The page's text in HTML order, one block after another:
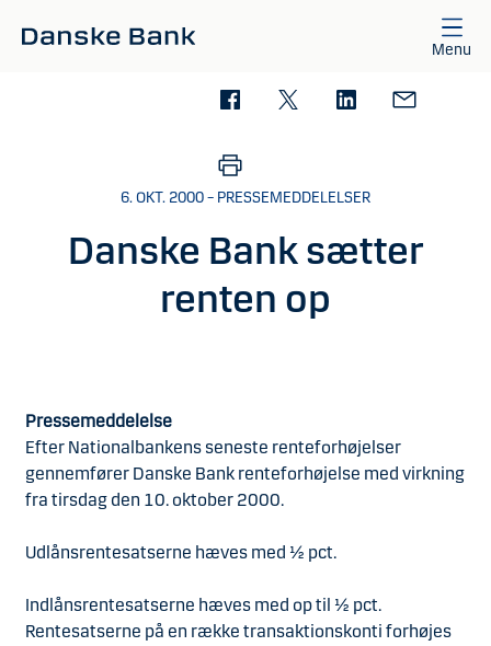
Menu
6. OKT. 2000 – PRESSEMEDDELELSER
Danske Bank sætter
renten op
Pressemeddelelse
Efter Nationalbankens seneste renteforhøjelser
gennemfører Danske Bank renteforhøjelse med virkning
fra tirsdag den 10. oktober 2000.
Udlånsrentesatserne hæves med ½ pct.
Indlånsrentesatserne hæves med op til ½ pct.
Rentesatserne på en række transaktionskonti forhøjes